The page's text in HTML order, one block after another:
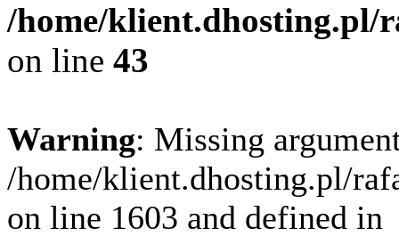
/home/klient.dhosting.pl/
on line 43
Warning: Missing
/home/klient.dhosting.pl/
on line 1603 and defined in